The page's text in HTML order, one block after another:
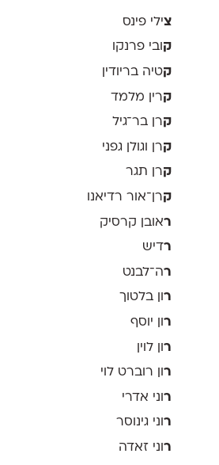
צילי פינס
קובי פרנקו
קטיה בריודין
קרין מלמד
קרן בר־גיל
קרן וגולן גפני
קרן תגר
קרן־אור רדיאנו
ראובן קרסיק
רדיש
רה־לבנט
רון בלטוך
ר ון יוסף
רון לוין
ר ון רוברט לוי
ר וני אדרי
רוני גינוסר
ר וני זאדה